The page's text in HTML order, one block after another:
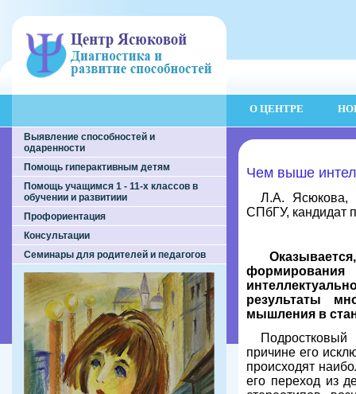
О ЦЕНТРЕ
Выявление способностей и
одаренности
Помощь гиперактивным детям
Помощь учащимся 1 - 11-х классов в
обучении и развитиии
Профориентация
Консультации
Семинары для родителей и педагогов
Чем выше
Л.А.
СПбГУ, кандидат
результаты
мышления в
причине его
происходят
его переход из